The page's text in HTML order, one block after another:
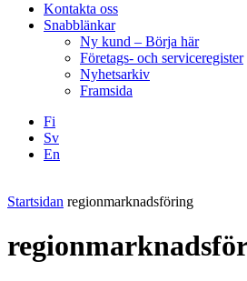
Kontakta oss
Snabblänkar
Ny kund – Börja här
Företags- och serviceregister
Nyhetsarkiv
Framsida
Fi
Sv
En
Startsidan regionmarknadsföring